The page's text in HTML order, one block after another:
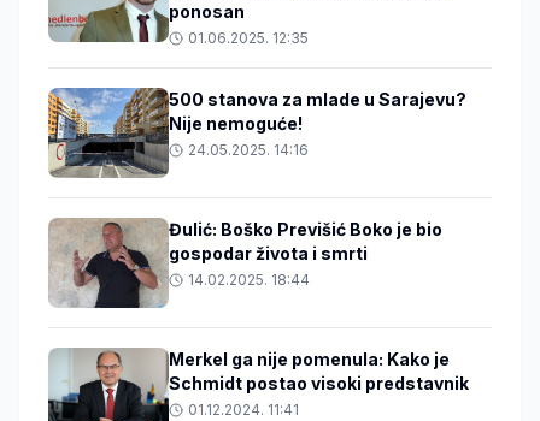
ponosan
01.06.2025. 12:35
500 stanova za mlade u Sarajevu?
Nije nemoguće!
24.05.2025. 14:16
Đulić: Boško Previšić Boko je bio
gospodar života i smrti
14.02.2025. 18:44
Merkel ga nije pomenula: Kako je
Schmidt postao visoki predstavnik
01.12.2024. 11:41